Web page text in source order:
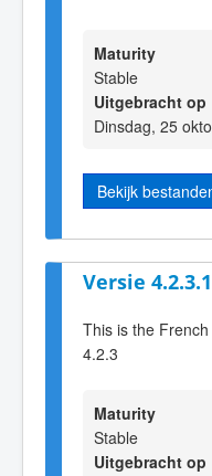
Maturity
Stable
Uitgebracht op
Dinsdag, 25
Bekijk
Versie 4.2.3.1
This is the
4.2.3
Maturity
Stable
Uitgebracht op